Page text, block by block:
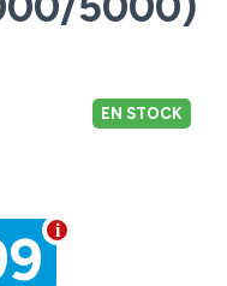
EN STOCK